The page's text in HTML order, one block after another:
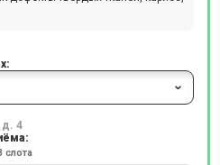
д. 4
слота